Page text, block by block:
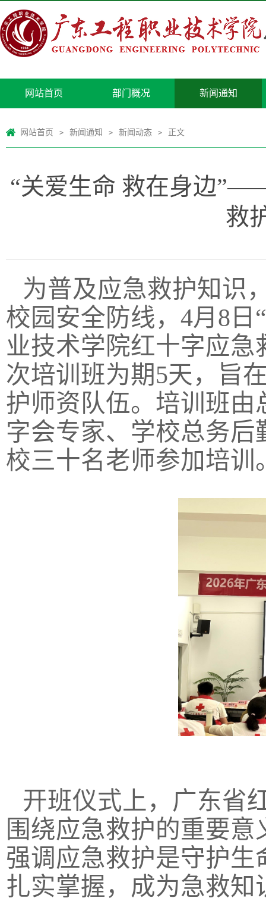
网站首页 部门概况 新闻通知
网站首页 > 新闻通知 > 新闻动态 > 正文
“关爱生命 救在身边
救
为普及应急救护知识
校园安全防线，4月8日
业技术学院红十字应
次培训班为期5天，旨
护师资队伍。培训班
字会专家、学校总务
校三十名老师参加培训
开班仪式上，广东省
围绕应急救护的重要
强调应急救护是守护
扎实掌握，成为急救